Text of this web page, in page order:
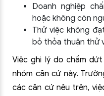
Doanh nghiệp
hoặc không còn
Thử việc không
bỏ thỏa thuận thử
Việc ghi lý do chấm
nhóm căn cứ này.
các căn cứ nêu trên,